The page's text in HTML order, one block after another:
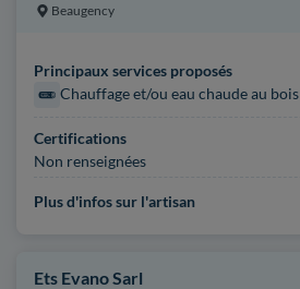
Beaugency
Principaux services proposés
Chauffage et/ou eau chaude au bois
Certifications
Non renseignées
Plus d'infos sur l'artisan
Ets Evano Sarl